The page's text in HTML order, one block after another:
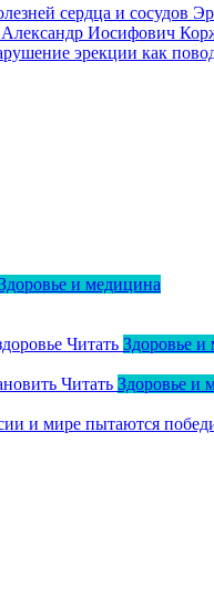
сердца и сосудов
Александр Иосифович
эрекции как
и медицина
Читать Здоровье и
Читать Здоровье и
и мире пытаются